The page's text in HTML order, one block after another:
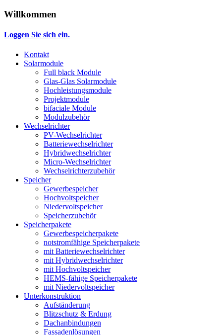
Willkommen
Loggen Sie sich ein.
Kontakt
Solarmodule
Full black Module
Glas-Glas Solarmodule
Hochleistungsmodule
Projektmodule
bifaciale Module
Modulzubehör
Wechselrichter
PV-Wechselrichter
Batteriewechselrichter
Hybridwechselrichter
Micro-Wechselrichter
Wechselrichterzubehör
Speicher
Gewerbespeicher
Hochvoltspeicher
Niedervoltspeicher
Speicherzubehör
Speicherpakete
Gewerbespeicherpakete
notstromfähige Speicherpakete
mit Batteriewechselrichter
mit Hybridwechselrichter
mit Hochvoltspeicher
HEMS-fähige Speicherpakete
mit Niedervoltspeicher
Unterkonstruktion
Aufständerung
Blitzschutz & Erdung
Dachanbindungen
Fassadenlösungen